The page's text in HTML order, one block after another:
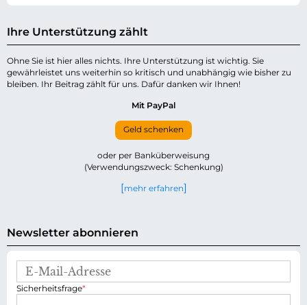
Ihre Unterstützung zählt
Ohne Sie ist hier alles nichts. Ihre Unterstützung ist wichtig. Sie
gewährleistet uns weiterhin so kritisch und unabhängig wie bisher zu
bleiben. Ihr Beitrag zählt für uns. Dafür danken wir Ihnen!
Mit PayPal
Geld schenken
oder per Banküberweisung
(Verwendungszweck: Schenkung)
mehr erfahren
Newsletter abonnieren
M
P
Sicherheitsfrage*